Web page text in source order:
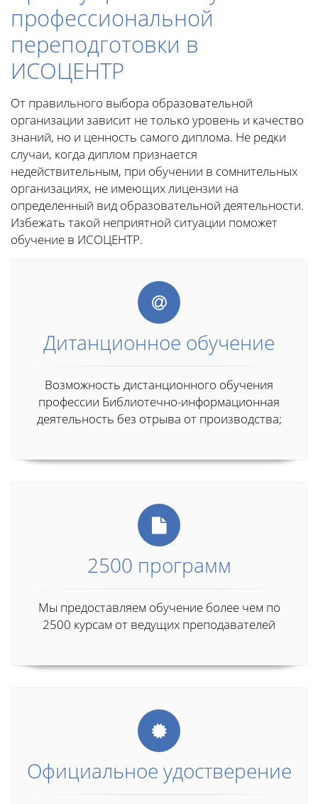
профессиональной
переподготовки в
ИСОЦЕНТР
От правильного выбора образовательной
организации зависит не только уровень и качество
знаний, но и ценность самого диплома. Не редки
случаи, когда диплом признается
недействительным, при обучении в сомнительных
организациях, не имеющих лицензии на
определенный вид образовательной деятельности.
Избежать такой неприятной ситуации поможет
обучение в ИСОЦЕНТР.
Дитанционное обучение
Возможность дистанционного обучения
профессии Библиотечно-информационная
деятельность без отрыва от производства;
2500 программ
Мы предоставляем обучение более чем по
2500 курсам от ведущих преподавателей
Официальное удостверение